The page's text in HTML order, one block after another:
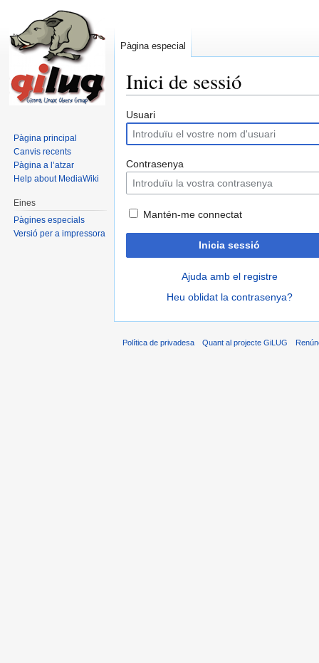
Inici de sessió
Usuari
Contrasenya
Mantén-me connectat
Inicia sessió
Ajuda amb el registre
Heu oblidat la contrasenya?
Pàgina especial
Pàgina principal
Canvis recents
Pàgina a l’atzar
Help about MediaWiki
Eines
Pàgines especials
Versió per a impressora
Política de privadesa Quant al projecte GiLUG